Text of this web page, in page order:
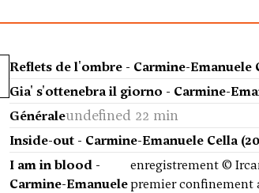
Reflets de l'ombre - Carmine-Emanuele
Gia' s'ottenebra il giorno - Carmine-
Généraleundefined 22 min
Inside-out - Carmine-Emanuele Cella
I am in blood -
Carmine-Emanuele
enregistrement ©
premier confinement